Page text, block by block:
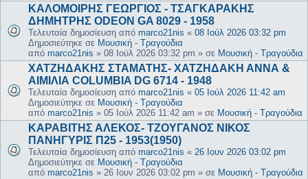
ΚΑΛΟΜΟΙΡΗΣ ΓΕΩΡΓΙΟΣ - ΤΣΑΓΚΑΡΑΚΗΣ
ΔΗΜΗΤΡΗΣ ODEON GA 8029 - 1958
Τελευταία δημοσίευση από marco21nis « 08 Ιούλ 2026 03:32 pm
Δημοσιεύτηκε σε Μουσική - Τραγούδια
από marco21nis » 08 Ιούλ 2026 03:32 pm » σε Μουσική - Τραγούδια
ΧΑΤΖΗΔΑΚΗΣ ΣΤΑΜΑΤΗΣ- ΧΑΤΖΗΔΑΚΗ ΑΝΝΑ &
ΑΙΜΙΛΙΑ COLUMBIA DG 6714 - 1948
Τελευταία δημοσίευση από marco21nis « 05 Ιούλ 2026 11:42 am
Δημοσιεύτηκε σε Μουσική - Τραγούδια
από marco21nis » 05 Ιούλ 2026 11:42 am » σε Μουσική - Τραγούδια
ΚΑΡΑΒΙΤΗΣ ΑΛΕΚΟΣ- ΤΖΟΥΓΑΝΟΣ ΝΙΚΟΣ
ΠΑΝΗΓΥΡΙΣ Π25 - 1953(1950)
Τελευταία δημοσίευση από marco21nis « 26 Ιουν 2026 03:02 pm
Δημοσιεύτηκε σε Μουσική - Τραγούδια
από marco21nis » 26 Ιουν 2026 03:02 pm » σε Μουσική - Τραγούδια